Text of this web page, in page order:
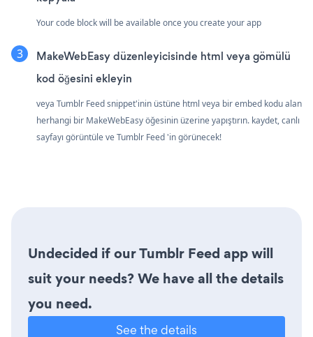
Your code block will be available once you create your app
MakeWebEasy düzenleyicisinde html veya gömülü
kod öğesini ekleyin
veya Tumblr Feed snippet'inin üstüne html veya bir embed kodu alan
herhangi bir MakeWebEasy öğesinin üzerine yapıştırın. kaydet, canlı
sayfayı görüntüle ve Tumblr Feed 'in görünecek!
Undecided if our Tumblr Feed app will
suit your needs? We have all the details
you need.
See the details